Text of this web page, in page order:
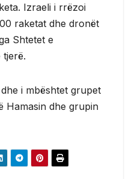
Izraeli i rrëzoi
raketat dhe dronët
Shtetet e
tjerë.
i mbështet grupet
Hamasin dhe grupin